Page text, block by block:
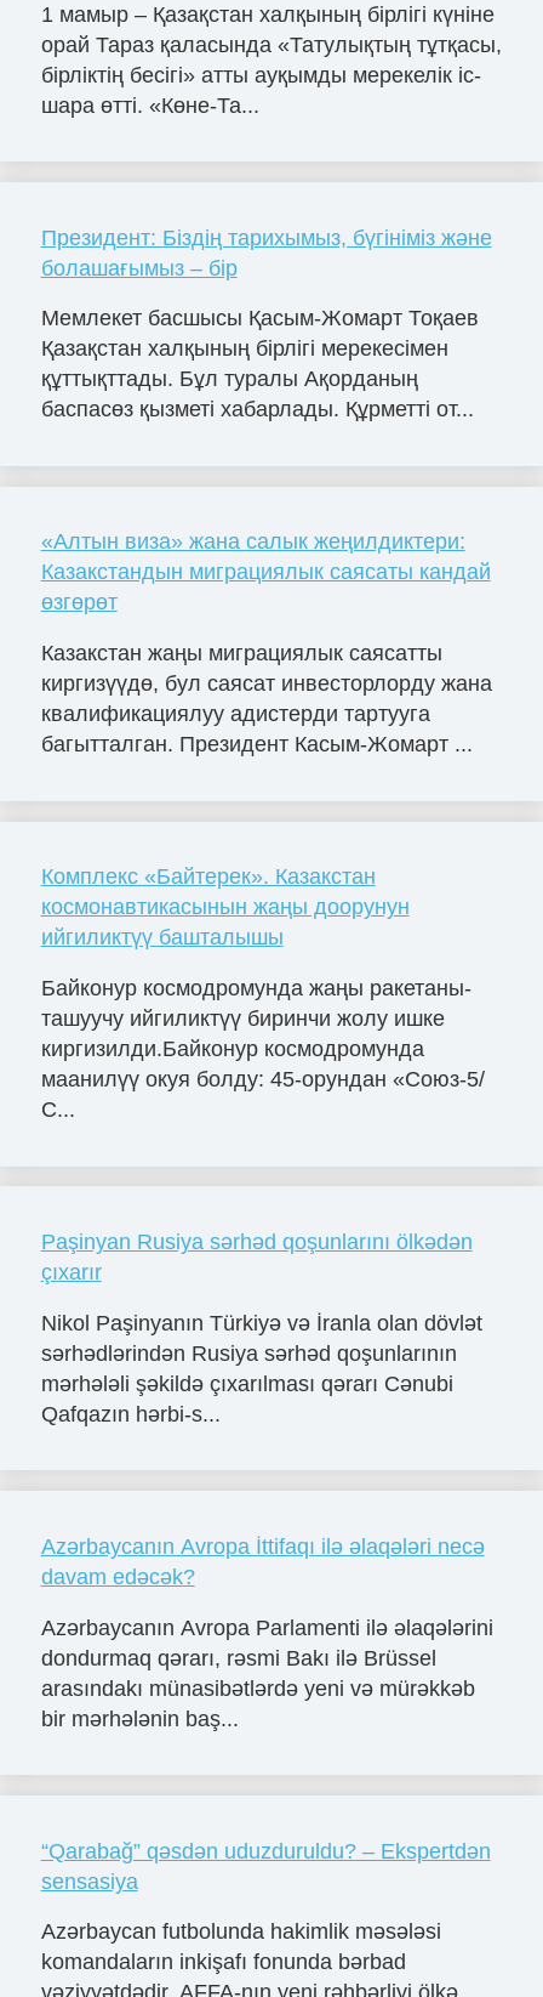
1 мамыр – Қазақстан халқының бірлігі күніне
орай Тараз қаласында «Татулықтың тұтқасы,
бірліктің бесігі» атты ауқымды мерекелік іс-
шара өтті. «Көне-Та...
Президент: Біздің тарихымыз, бүгініміз және
болашағымыз – бір
Мемлекет басшысы Қасым-Жомарт Тоқаев
Қазақстан халқының бірлігі мерекесімен
құттықттады. Бұл туралы Ақорданың
баспасөз қызметі хабарлады. Құрметті от...
«Алтын виза» жана салык жеңилдиктери:
Казакстандын миграциялык саясаты кандай
өзгөрөт
Казакстан жаңы миграциялык саясатты
киргизүүдө, бул саясат инвесторлорду жана
квалификациялуу адистерди тартууга
багытталган. Президент Касым-Жомарт ...
Комплекс «Байтерек». Казакстан
космонавтикасынын жаңы доорунун
ийгиликтүү башталышы
Байконур космодромунда жаңы ракетаны-
ташуучу ийгиликтүү биринчи жолу ишке
киргизилди.Байконур космодромунда
маанилүү окуя болду: 45-орундан «Союз-5/
С...
Paşinyan Rusiya sərhəd qoşunlarını ölkədən
çıxarır
Nikol Paşinyanın Türkiyə və İranla olan dövlət
sərhədlərindən Rusiya sərhəd qoşunlarının
mərhələli şəkildə çıxarılması qərarı Cənubi
Qafqazın hərbi-s...
Azərbaycanın Avropa İttifaqı ilə əlaqələri necə
davam edəcək?
Azərbaycanın Avropa Parlamenti ilə əlaqələrini
dondurmaq qərarı, rəsmi Bakı ilə Brüssel
arasındakı münasibətlərdə yeni və mürəkkəb
bir mərhələnin baş...
“Qarabağ” qəsdən uduzduruldu? – Ekspertdən
sensasiya
Azərbaycan futbolunda hakimlik məsələsi
komandaların inkişafı fonunda bərbad